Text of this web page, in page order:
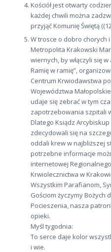
Kościół jest otwarty
każdej chwili można
przyjąć Komunię Świętą
W trosce o dobro chorych
Metropolita Krakowski
wiernych, by włączyli się
Ramię w ramię”,
Centrum Krwiodawstwa
Województwa
udaje się zebrać w tym
zapotrzebowania szpitali
Dlatego Ksiądz
zdecydowali się na
oddali krew w najbliższej
potrzebne informacje
internetowej
Krwiolecznictwa w
Wszystkim Parafianom,
Gościom życzymy Bożych
Pocieszenia, nasza
opieki.
Myśl tygodnia:
To serce daje kolor
i wie.